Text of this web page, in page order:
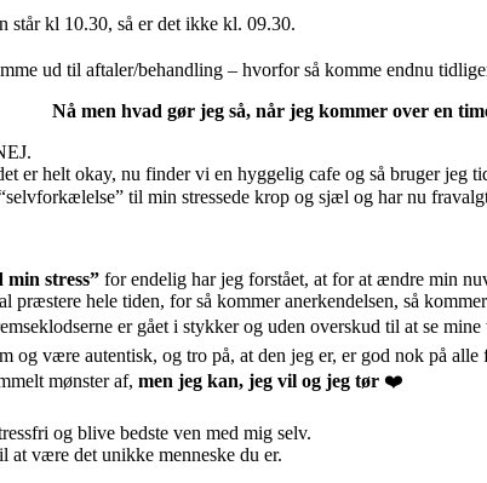
står kl 10.30, så er det ikke kl. 09.30.
ud til aftaler/behandling – hvorfor så komme endnu
Nå men hvad gør jeg så, når jeg kommer over en
er helt okay, nu finder vi en hyggelig cafe og så bruger
til min stressede krop og sjæl og har nu
min stress” for endelig har jeg forstået, at for at ændre min
præstere hele tiden, for så kommer anerkendelsen, så
er gået i stykker og uden overskud til at se
og være autentisk, og tro på, at den jeg er, er god nok på alle
mønster af, men jeg kan, jeg vil og jeg tør ❤️
og blive bedste ven med mig selv.
at være det unikke menneske du er.